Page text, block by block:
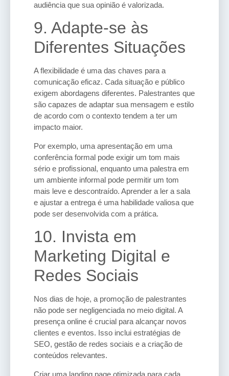
audiência que sua opinião é valorizada.
9. Adapte-se às
Diferentes Situações
A flexibilidade é uma das chaves para a
comunicação eficaz. Cada situação e público
exigem abordagens diferentes. Palestrantes que
são capazes de adaptar sua mensagem e estilo
de acordo com o contexto tendem a ter um
impacto maior.
Por exemplo, uma apresentação em uma
conferência formal pode exigir um tom mais
sério e profissional, enquanto uma palestra em
um ambiente informal pode permitir um tom
mais leve e descontraído. Aprender a ler a sala
e ajustar a entrega é uma habilidade valiosa que
pode ser desenvolvida com a prática.
10. Invista em
Marketing Digital e
Redes Sociais
Nos dias de hoje, a promoção de palestrantes
não pode ser negligenciada no meio digital. A
presença online é crucial para alcançar novos
clientes e eventos. Isso inclui estratégias de
SEO, gestão de redes sociais e a criação de
conteúdos relevantes.
Criar uma landing page otimizada para cada